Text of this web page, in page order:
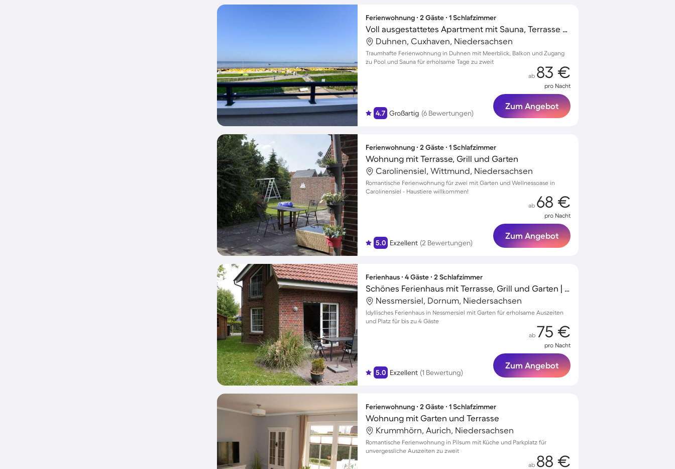
Ferienwohnung ∙ 2 Gäste ∙ 1 Schlafzimmer
Voll ausgestattetes Apartment mit Sauna, Terrasse und Pool | Meerblick | Nah am Strand
Duhnen, Cuxhaven, Niedersachsen
Traumhafte Ferienwohnung in Duhnen mit Meerblick, Balkon und Zugang
zu Pool und Sauna für erholsame Tage zu zweit
4.7 Großartig (6 Bewertungen)
ab 83 €
pro Nacht
Zum Angebot
Ferienwohnung ∙ 2 Gäste ∙ 1 Schlafzimmer
Wohnung mit Terrasse, Grill und Garten
Carolinensiel, Wittmund, Niedersachsen
Romantische Ferienwohnung für zwei mit Garten und Wellnessoase in
Carolinensiel - Haustiere willkommen!
5.0 Exzellent (2 Bewertungen)
ab 68 €
pro Nacht
Zum Angebot
Ferienhaus ∙ 4 Gäste ∙ 2 Schlafzimmer
Schönes Ferienhaus mit Terrasse, Grill und Garten | Gartenblick
Nessmersiel, Dornum, Niedersachsen
Idyllisches Ferienhaus in Nessmersiel mit Garten für erholsame Auszeiten
und Platz für bis zu 4 Gäste
5.0 Exzellent (1 Bewertung)
ab 75 €
pro Nacht
Zum Angebot
Ferienwohnung ∙ 2 Gäste ∙ 1 Schlafzimmer
Wohnung mit Garten und Terrasse
Krummhörn, Aurich, Niedersachsen
Romantische Ferienwohnung in Pilsum mit Küche und Parkplatz für
unvergessliche Auszeiten zu zweit
ab 88 €